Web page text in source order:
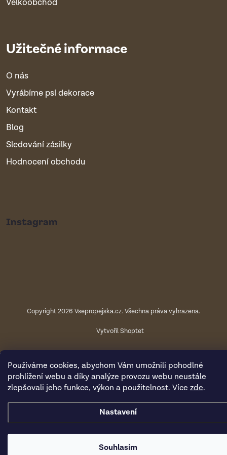
Používáme cookies, abychom Vám umožnili pohodlné
prohlížení webu a díky analýze provozu webu neustále
zlepšovali jeho funkce, výkon a použitelnost. Více zde.
Nastavení
Souhlasím
Velkoobchod
Užitečné informace
O nás
Vyrábíme psí dekorace
Kontakt
Blog
Sledování zásilky
Hodnocení obchodu
Instagram
Vytvořil Shoptet
Copyright 2026 Vsepropejska.cz. Všechna práva vyhrazena.